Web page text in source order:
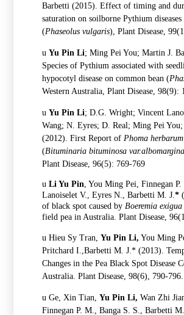
Barbetti (2015). Effect of timing and
saturation on soilborne Pythium
(Phaseolus vulgaris), Plant Disease,
u Yu Pin Li; Ming Pei You; Martin J.
Species of Pythium associated with
hypocotyl disease on common bean (
Western Australia, Plant Disease, 98(9):
u Yu Pin Li; D.G. Wright; Vincent
Wang; N. Eyres; D. Real; Ming Pei
(2012). First Report of Phoma herbarum
(Bituminaria bituminosa
Plant Disease, 96(5): 769-769
u Li Yu Pin , You Ming Pei, Finnegan
Lanoiselet V., Eyres N., Barbetti M. J. *
of black spot caused by Boeremia
field pea in Australia. Plant Disease,
u Hieu Sy Tran, Yu Pin Li, You Ming
Pritchard I.,Barbetti M. J.* (2013).
Changes in the Pea Black Spot Disease
Australia. Plant Disease, 98(6), 790-796.
u Ge, Xin Tian, Yu Pin Li, Wan Zhi
Finnegan P. M., Banga S. S., Barbetti